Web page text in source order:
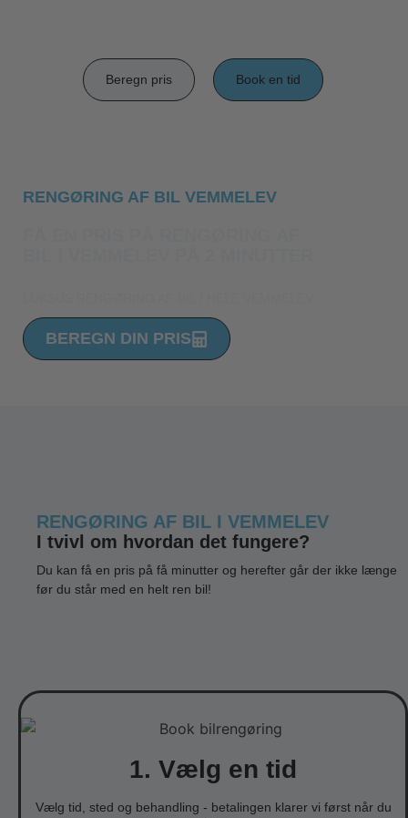
Beregn pris Book en tid
RENGØRING AF BIL VEMMELEV
BEREGN DIN PRIS
RENGØRING AF BIL I VEMMELEV
I tvivl om hvordan det fungere?
Du kan få en pris på få minutter og herefter går der ikke længe
før du står med en helt ren bil!
1. Vælg en tid
Vælg tid, sted og behandling - betalingen klarer vi først når du